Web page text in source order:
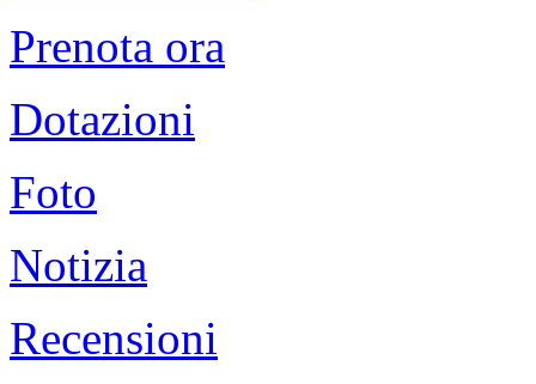
Prenota ora
Dotazioni
Foto
Notizia
Recensioni